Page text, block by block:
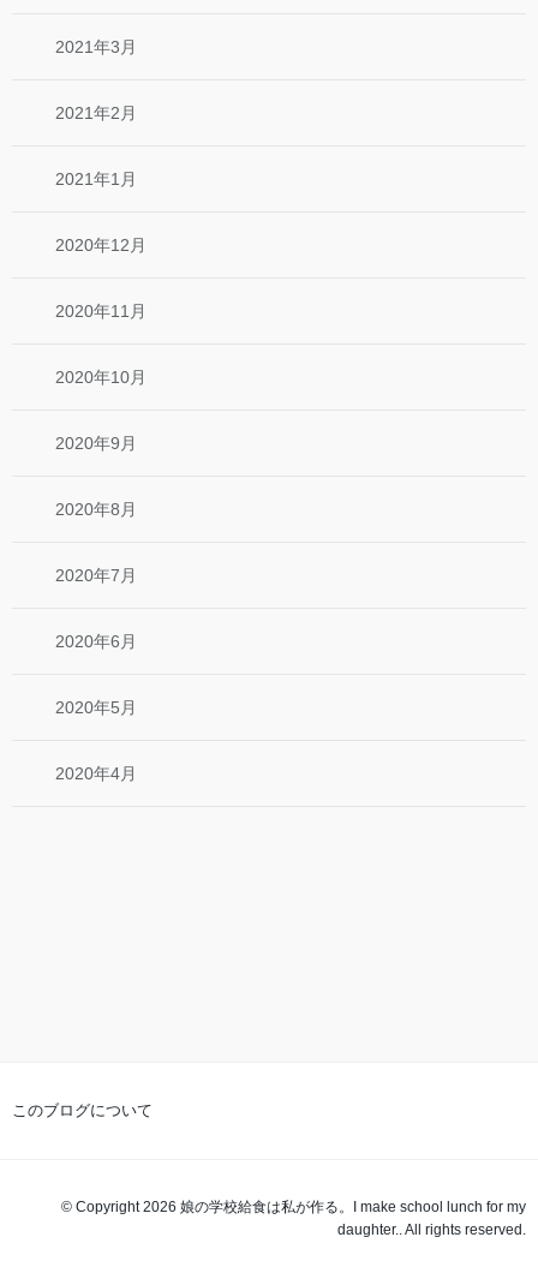
2021年3月
2021年2月
2021年1月
2020年12月
2020年11月
2020年10月
2020年9月
2020年8月
2020年7月
2020年6月
2020年5月
2020年4月
このブログについて
© Copyright 2026 娘の学校給食は私が作る。I make school lunch for my
daughter.. All rights reserved.